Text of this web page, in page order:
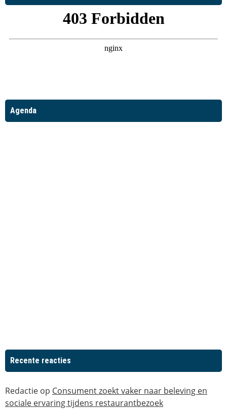
Agenda
Recente reacties
Redactie op Consument zoekt vaker naar beleving en
sociale ervaring tijdens restaurantbezoek